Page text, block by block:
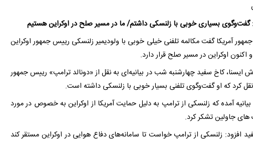
گفت‌وگوی بسیاری خوبی با زلنسکی داشتم/ ما در مسیر صلح در اوکراین هستیم
آمریکا گفت مکالمه تلفنی خیلی خوبی با ولودیمیر زلنسکی رییس جمهور اوکراین
اکنون اوکراین در مسیر صلح قرار دارد.
ایسنا، کاخ سفید چهارشنبه شب در بیانیه‌ای به نقل از «دونالد ترامپ» رییس جمهور
نقل کرد که او گفت‌وگوی تلفنی بسیار خوبی با زلنسکی داشته است.
آمده که زلنسکی از ترامپ به دلیل حمایت آمریکا از اوکراین به خصوص در مورد
جاولین تشکر کرد.
افزود: زلنسکی از ترامپ خواست تا سامانه‌های دفاع هوایی در اوکراین مستقر کند